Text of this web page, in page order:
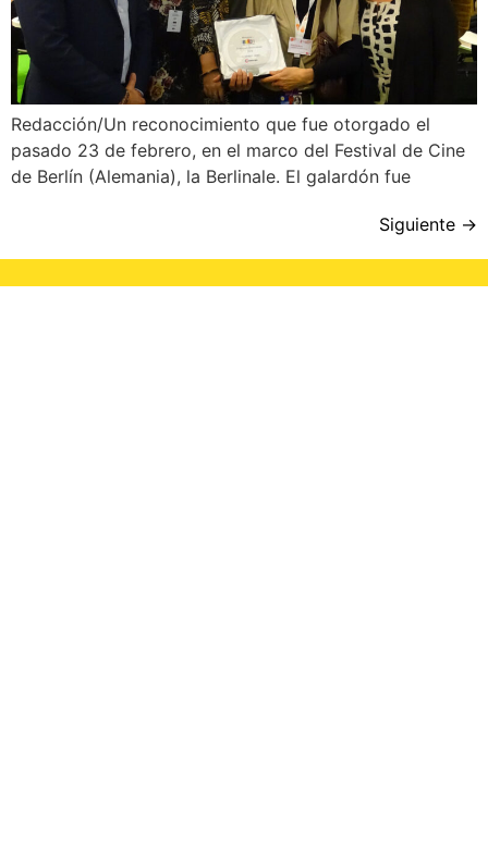
Redacción/Un reconocimiento que fue otorgado el
pasado 23 de febrero, en el marco del Festival de Cine
de Berlín (Alemania), la Berlinale. El galardón fue
Siguiente →